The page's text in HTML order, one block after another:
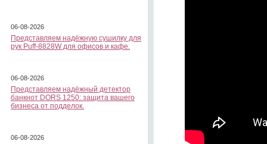
06-08-2026
Представляем надёжную сушилку для
рук Puff-8828W для офисов и кафе.
06-08-2026
Представляем надёжный детектор
банкнот DORS 1250: защита вашего
бизнеса от подделок.
06-08-2026